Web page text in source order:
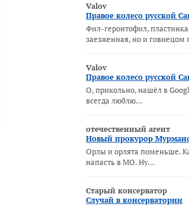
Valov
Правое колесо русской
Фил-геронтофил,
заезженная, но и говнецом
Valov
Правое колесо русской
О, прикольно, нашёл в
всегда люблю…
отечественный агент
Новый прокурор
Орлы и орлята поменьше.
напасть в МО. Ну…
Старый консерватор
Случай в консерватории